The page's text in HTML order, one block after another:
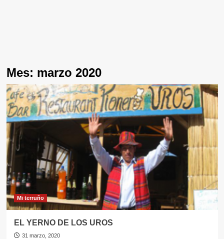
Mes: marzo 2020
Mi terruño
EL YERNO DE LOS UROS
31 marzo, 2020